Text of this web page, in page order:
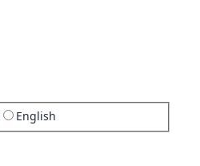
English